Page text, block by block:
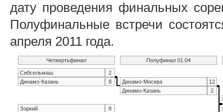
дату проведения финальных
Полуфинальные встречи
апреля 2011 года.
Четвертьфинал Полуфинал 01.04
Сибсельмаш
2
Динамо-Казань
8 Динамо-Москва
12
Динамо-Казань
2
Зоркий
8